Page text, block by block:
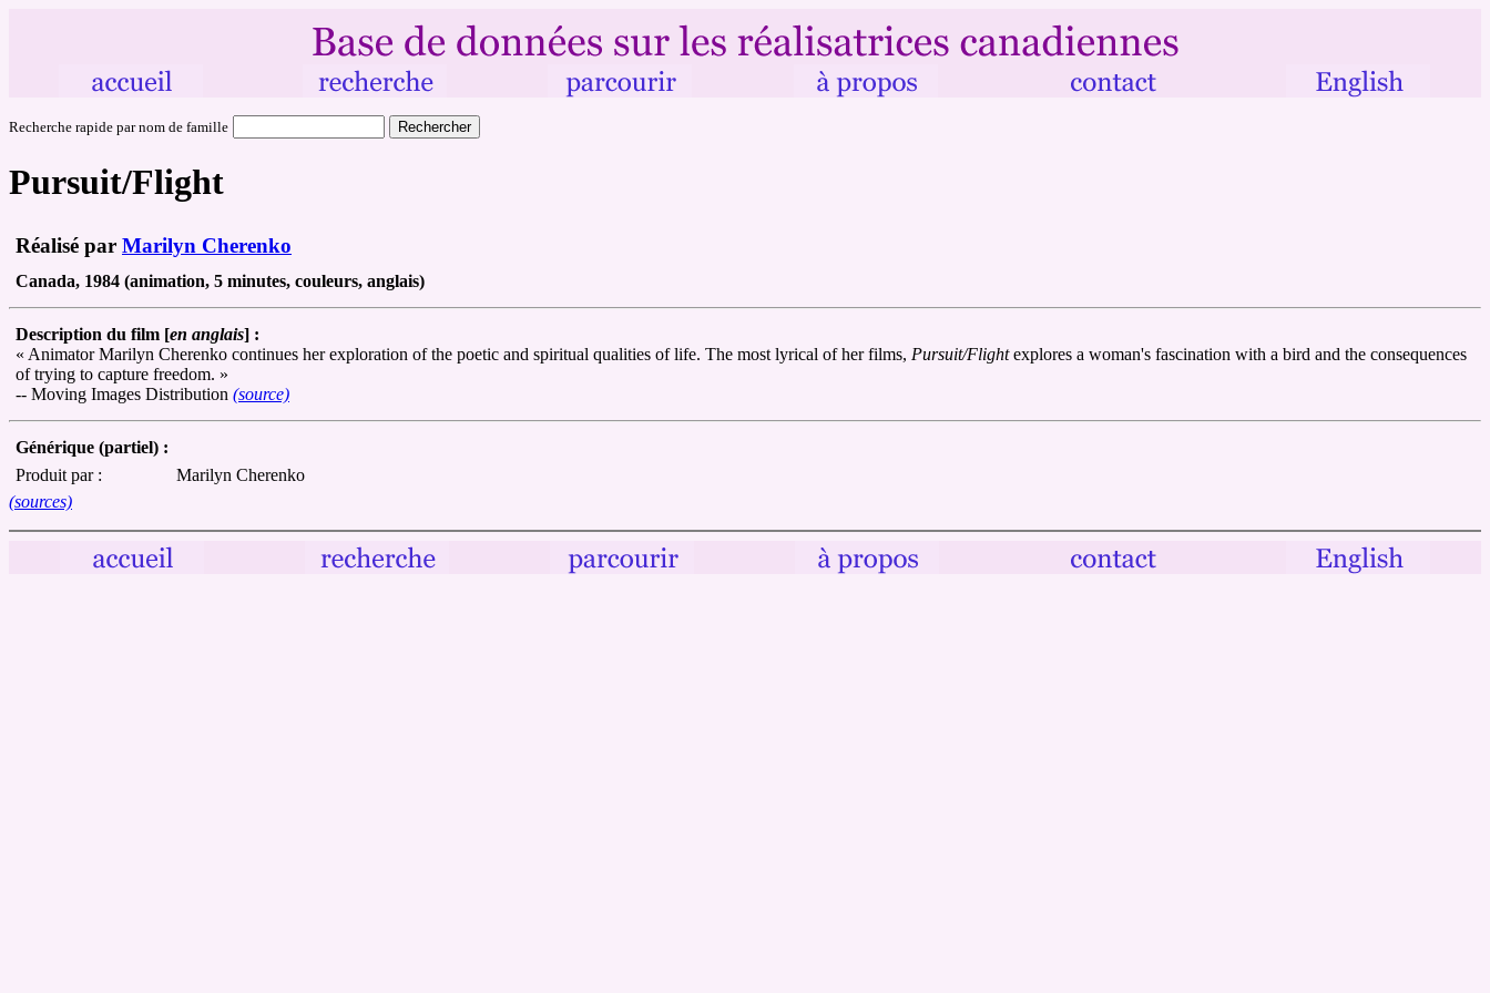
Recherche rapide par nom de famille
Pursuit/Flight
Réalisé par Marilyn Cherenko
Canada, 1984 (animation, 5 minutes, couleurs, anglais)
Description du film [en anglais] :
« Animator Marilyn Cherenko continues her exploration of the poetic and spiritual qualities of life. The most lyrical of her films, Pursuit/Flightexplores a woman's fascination with a bird and the consequences
of trying to capture freedom. »
-- Moving Images Distribution (source)
Générique (partiel) :
Produit par :
Marilyn Cherenko
(sources)